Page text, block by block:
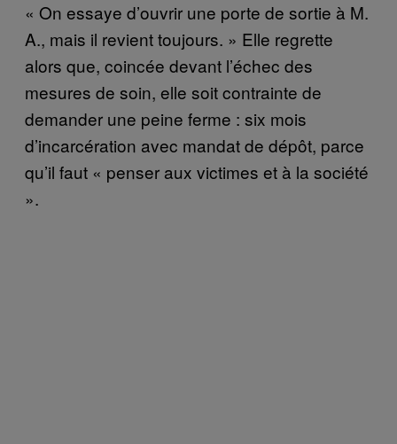
« On essaye d’ouvrir une porte de sortie à M.
A., mais il revient toujours. » Elle regrette
alors que, coincée devant l’échec des
mesures de soin, elle soit contrainte de
demander une peine ferme : six mois
d’incarcération avec mandat de dépôt, parce
qu’il faut « penser aux victimes et à la société
».